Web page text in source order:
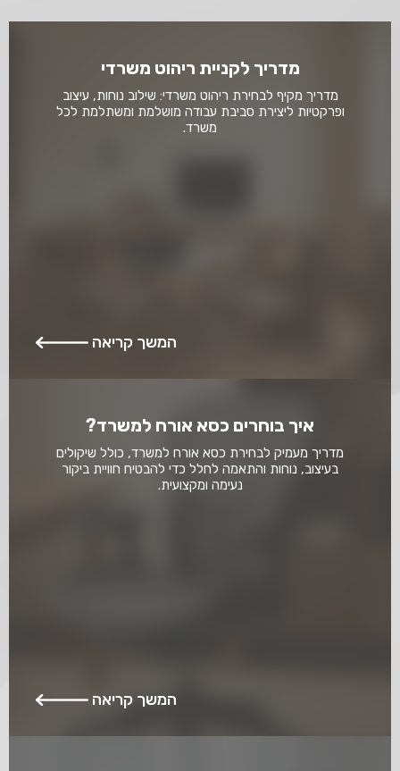
מדריך לקניית ריהוט משרדי
מדריך מקיף לבחירת ריהוט משרדי: שילוב נוחות, עיצוב
ופרקטיות ליצירת סביבת עבודה מושלמת ומשתלמת לכל
משרד.
המשך קריאה
איך בוחרים כסא אורח למשרד?
מדריך מעמיק לבחירת כסא אורח למשרד, כולל שיקולים
בעיצוב, נוחות והתאמה לחלל כדי להבטיח חוויית ביקור
נעימה ומקצועית.
המשך קריאה